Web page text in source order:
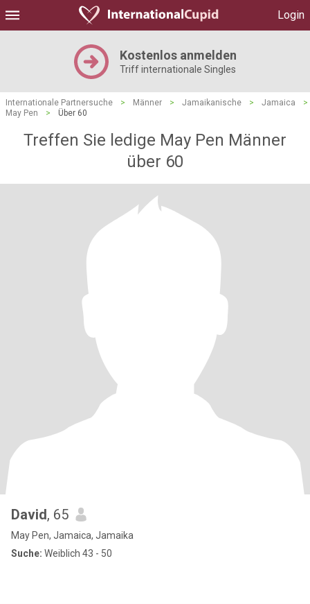
Login
Kostenlos anmelden
Triff internationale Singles
Internationale Partnersuche > Männer > Jamaikanische > Jamaica
>
May Pen
> Über 60
Treffen Sie ledige May Pen Männer
über 60
David, 65
May Pen, Jamaica, Jamaika
Suche: Weiblich 43 - 50